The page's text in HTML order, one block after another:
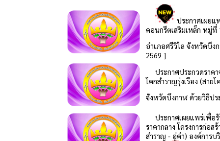
ประกาศเผยแ
คอนกรีตเสริมเหล็ก หมู่
อำเภอศรีวิไล จังหวัดบึง
2569 ]
ประกาศประกวดราค
โคกสำราญรุ่งเรือง (สา
จังหวัดบึงกาฬ ด้วยวิธีป
ประกาศเผยแพร่เพื่อ
ราคากลาง โครงการก่อ
สำราญ - อู่คำ) องค์การ